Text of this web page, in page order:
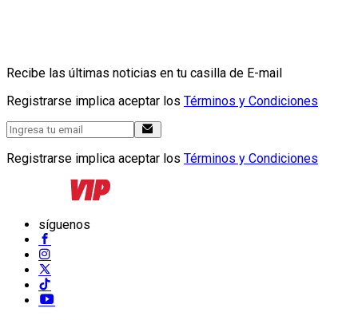
Recibe las últimas noticias en tu casilla de E-mail
Registrarse implica aceptar los Términos y Condiciones
Registrarse implica aceptar los Términos y Condiciones
síguenos